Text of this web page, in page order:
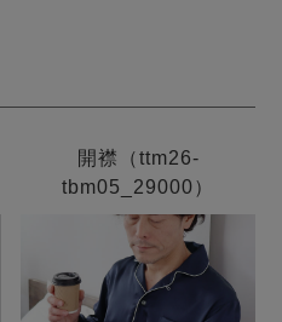
開襟（ttm26-
tbm05_29000）